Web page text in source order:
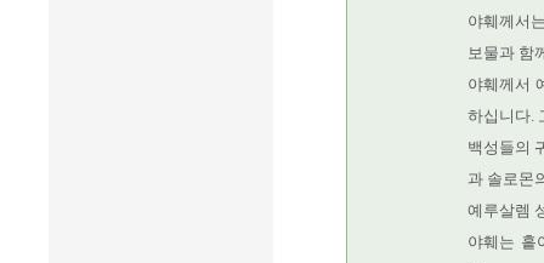
야훼께서
보물과 함
야훼께서
하십니다.
백성들의
과 솔로몬
예루살렘
야훼는 흩